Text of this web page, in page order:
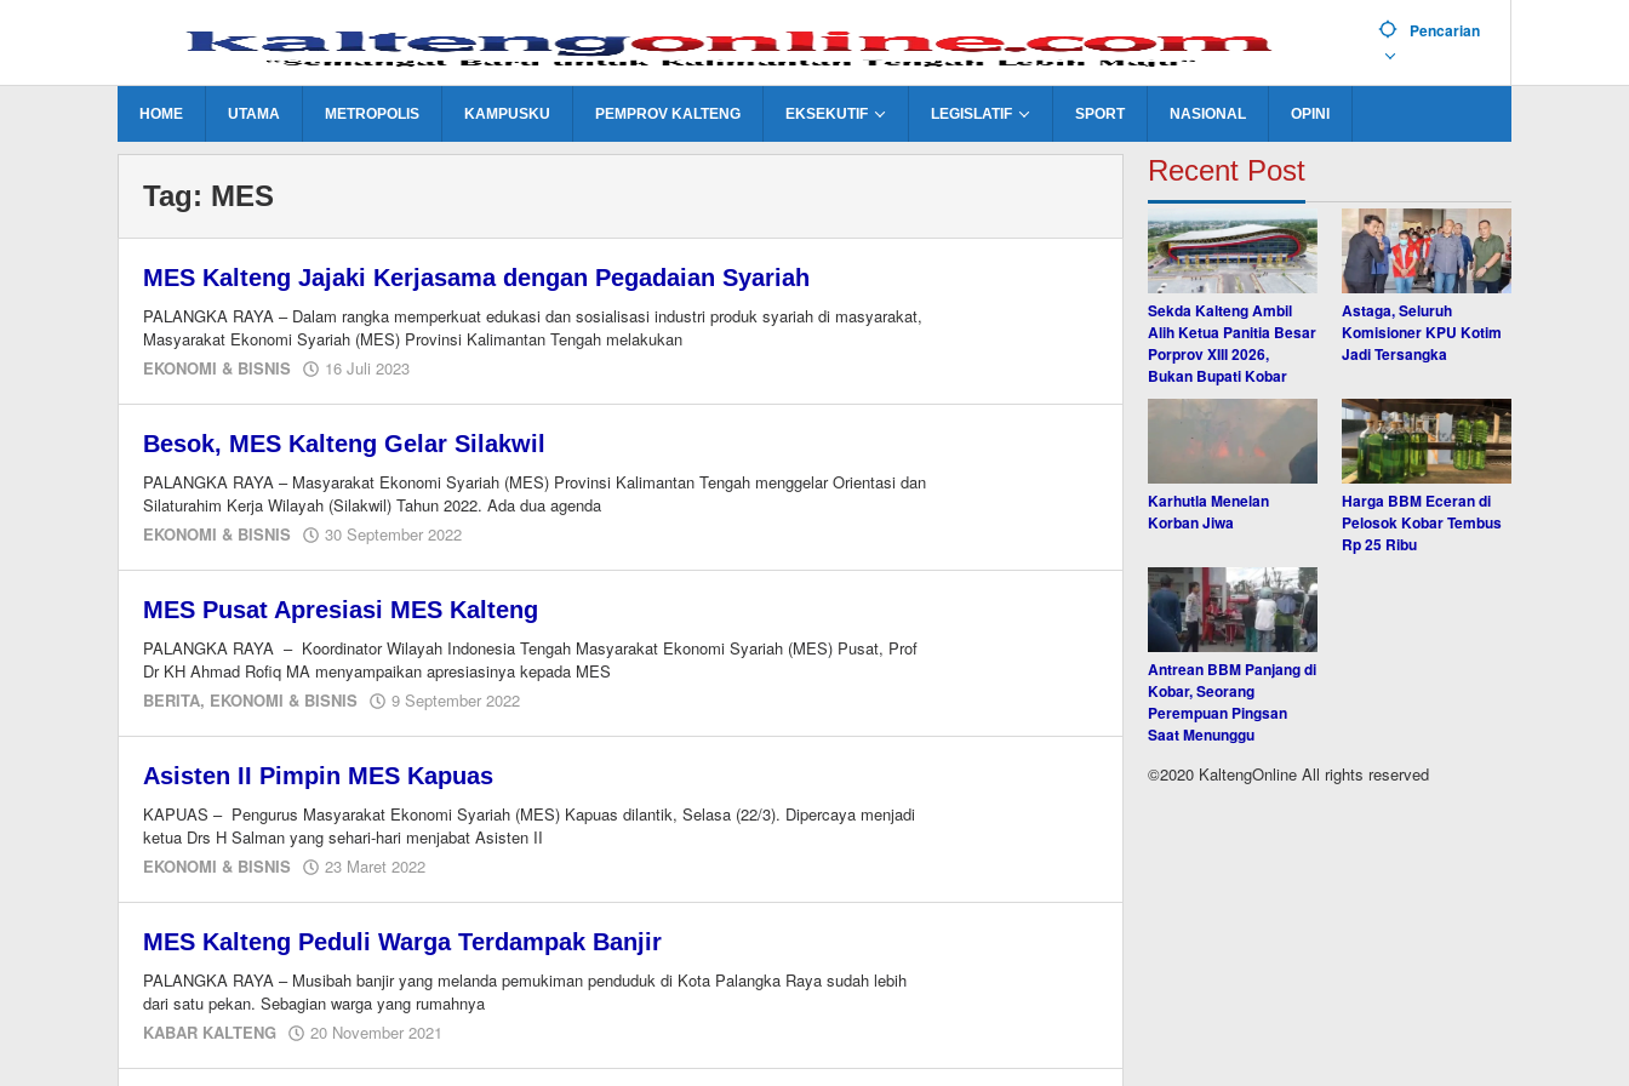
Pencarian
HOME UTAMA METROPOLIS KAMPUSKU PEMPROV KALTENG EKSEKUTIF LEGISLATIF SPORT NASIONAL OPINI
Tag: MES
MES Kalteng Jajaki Kerjasama dengan Pegadaian Syariah
PALANGKA RAYA – Dalam rangka memperkuat edukasi dan sosialisasi industri produk syariah di masyarakat,
Masyarakat Ekonomi Syariah (MES) Provinsi Kalimantan Tengah melakukan
EKONOMI & BISNIS
16 Juli 2023
Besok, MES Kalteng Gelar Silakwil
PALANGKA RAYA – Masyarakat Ekonomi Syariah (MES) Provinsi Kalimantan Tengah menggelar Orientasi dan
Silaturahim Kerja Wilayah (Silakwil) Tahun 2022. Ada dua agenda
EKONOMI & BISNIS
30 September 2022
MES Pusat Apresiasi MES Kalteng
PALANGKA RAYA – Koordinator Wilayah Indonesia Tengah Masyarakat Ekonomi Syariah (MES) Pusat, Prof
Dr KH Ahmad Rofiq MA menyampaikan apresiasinya kepada MES
BERITA, EKONOMI & BISNIS 9 September 2022
Asisten II Pimpin MES Kapuas
KAPUAS – Pengurus Masyarakat Ekonomi Syariah (MES) Kapuas dilantik, Selasa (22/3). Dipercaya menjadi
ketua Drs H Salman yang sehari-hari menjabat Asisten II
EKONOMI & BISNIS
23 Maret 2022
kaltengonline.com
MES Kalteng Peduli Warga Terdampak Banjir
PALANGKA RAYA – Musibah banjir yang melanda pemukiman penduduk di Kota Palangka Raya sudah lebih
dari satu pekan. Sebagian warga yang rumahnya
KABAR KALTENG
20 November 2021
Recent Post
Sekda Kalteng Ambil
Alih Ketua Panitia Besar
Porprov XIII 2026,
Bukan Bupati Kobar
Astaga, Seluruh
Komisioner KPU Kotim
Jadi Tersangka
Karhutla Menelan
Korban Jiwa
Harga BBM Eceran di
Pelosok Kobar Tembus
Rp 25 Ribu
Antrean BBM Panjang di
Kobar, Seorang
Perempuan Pingsan
Saat Menunggu
©2020 KaltengOnline All rights reserved